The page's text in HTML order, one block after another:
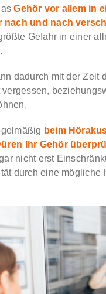
Gehör vor allem in
nach und nach
Gefahr in einer
dadurch mit der Zeit
vergessen,
beim
Ihr Gehör
nicht erst
durch eine mögliche